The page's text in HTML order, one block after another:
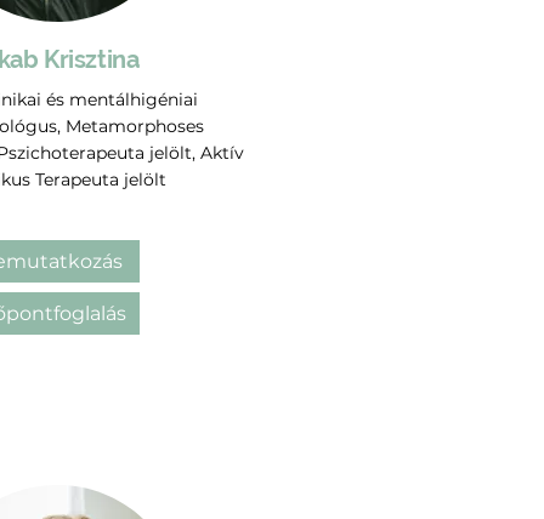
Krisztina
és mentálhigéniai
Metamorphoses
jelölt, Aktív
Terapeuta jelölt